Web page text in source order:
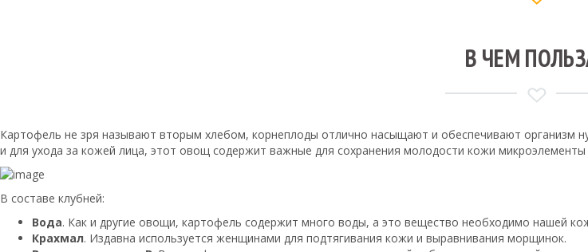
В ЧЕМ
Картофель не зря называют вторым хлебом, корнеплоды отлично насыщают и обеспечивают
и для ухода за кожей лица, этот овощ содержит важные для сохранения молодости кожи
В составе клубней:
Вода. Как и другие овощи, картофель содержит много воды, а это вещество необходимо нашей
Крахмал. Издавна используется женщинами для подтягивания кожи и выравнивания морщинок.